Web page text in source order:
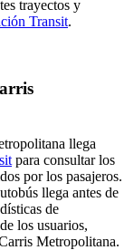
trayectos y
Transit.
llega
para consultar los
por los pasajeros.
llega antes de
de
los usuarios,
Metropolitana.